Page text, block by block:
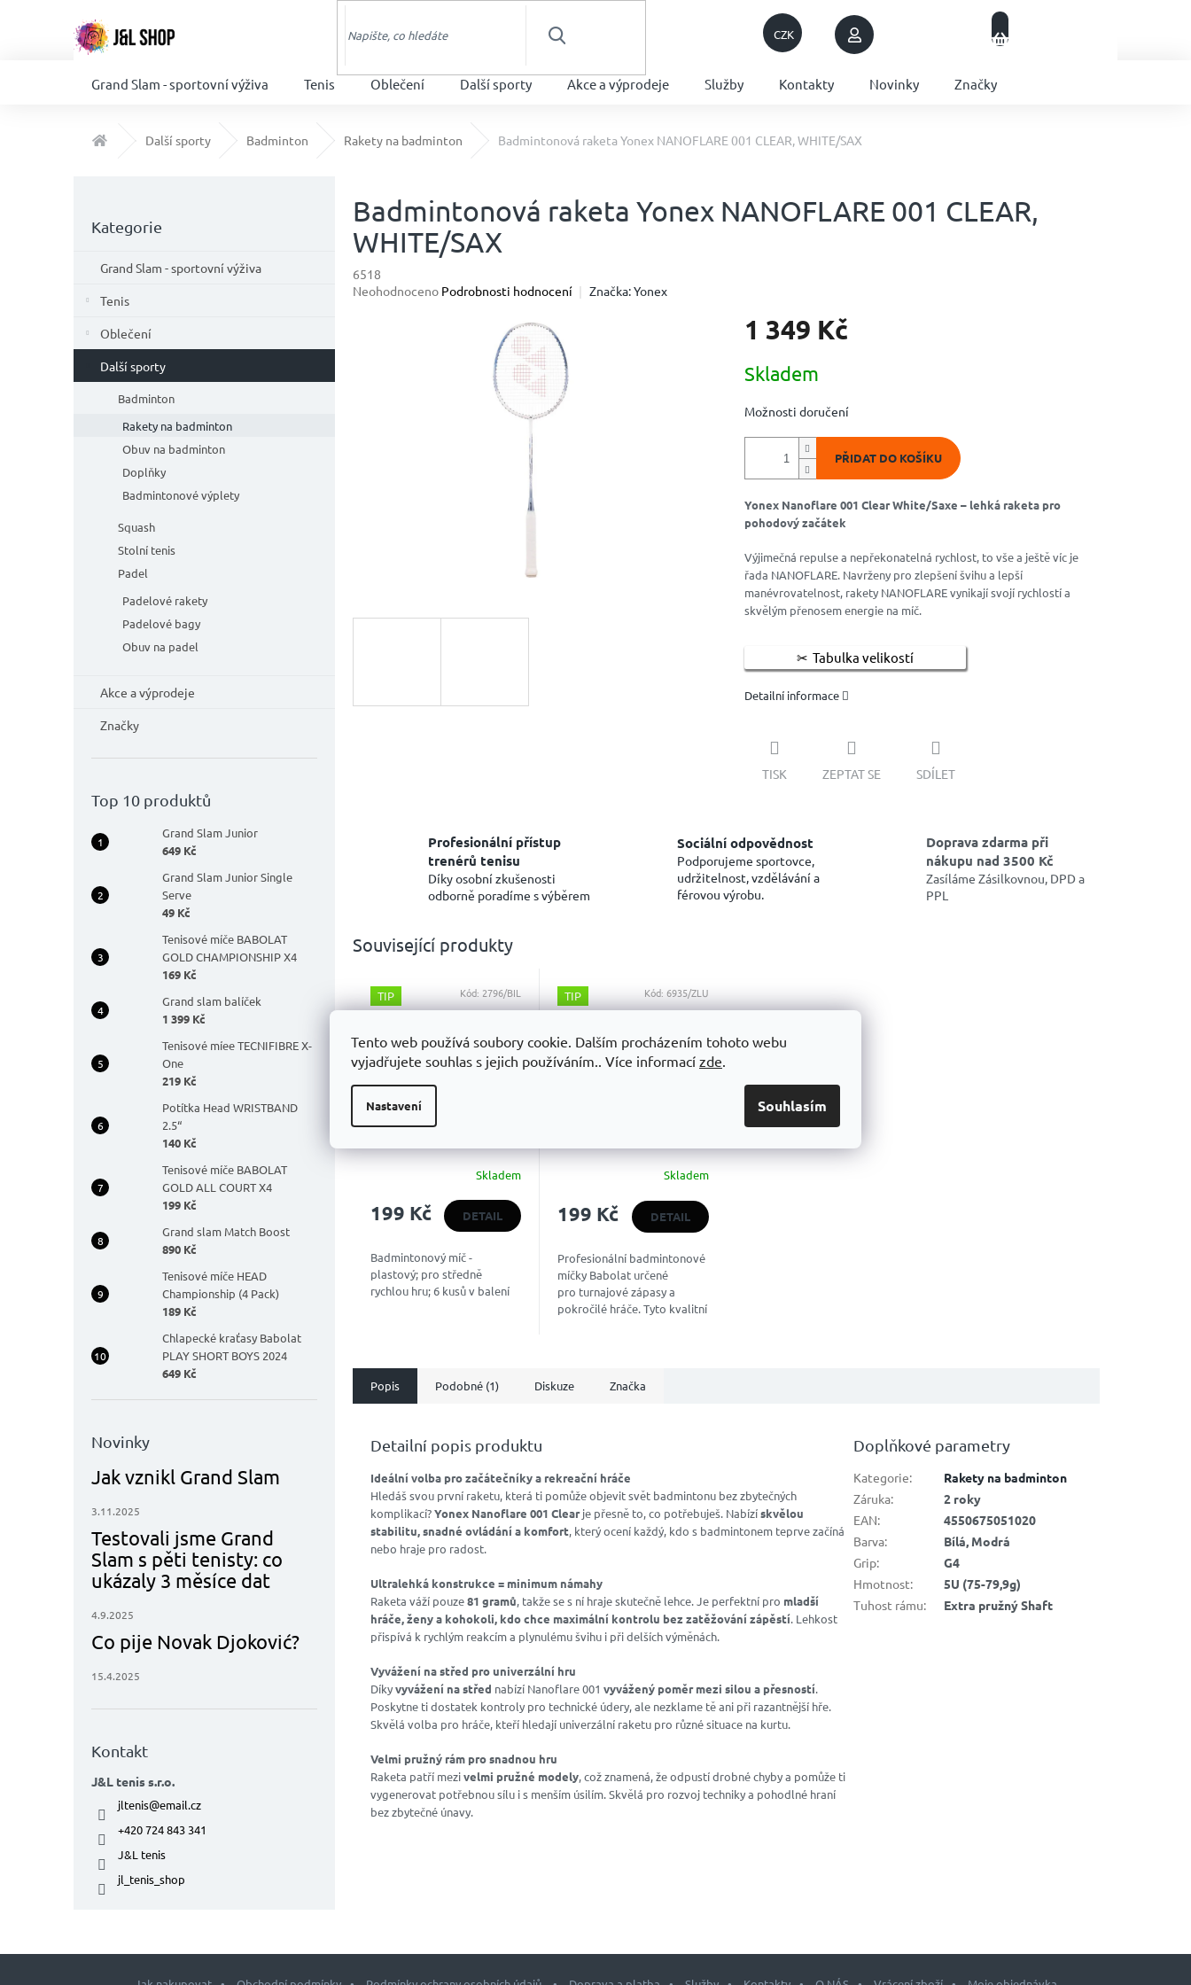
Tento web používá soubory cookie. Dalším procházením tohoto webu
vyjadřujete souhlas s jejich používáním.. Více informací zde
Nastavení Souhlasím
CZK
HLEDAT
Grand Slam - sportovní výživa Tenis Oblečení Další sporty Akce a výprodeje Služby Kontakty Novinky Značky
Domů Další sporty Badminton Rakety na badminton Badmintonová raketa Yonex NANOFLARE 001 CLEAR, WHITE/SAX
a
kategorie
Kategorie
Grand Slam - sportovní výživa
Tenis
Oblečení
Další sporty
Badminton
Rakety na badminton
Obuv na badminton
Doplňky
Badmintonové výplety
Squash
Stolní tenis
Padel
Padelové rakety
Padelové bagy
Obuv na padel
Akce a výprodeje
Značky
Top 10 produktů
Grand Slam Junior
649 Kč
Grand Slam Junior Single
Serve
49 Kč
Tenisové míče BABOLAT
GOLD CHAMPIONSHIP X4
169 Kč
Grand slam balíček
1 399 Kč
Tenisové míee TECNIFIBRE X-
One
219 Kč
Potítka Head WRISTBAND
2.5“
140 Kč
Tenisové míče BABOLAT
GOLD ALL COURT X4
199 Kč
Grand slam Match Boost
890 Kč
Tenisové míče HEAD
Championship (4 Pack)
189 Kč
Chlapecké kraťasy Babolat
PLAY SHORT BOYS 2024
649 Kč
Novinky
Jak vznikl Grand Slam
3.11.2025
Testovali jsme Grand
Slam s pěti tenisty: co
ukázaly 3 měsíce dat
4.9.2025
Co pije Novak Djoković?
15.4.2025
Kontakt
J&L tenis s.r.o.
jltenis@email.cz
+420 724 843 341
J&L tenis
jl_tenis_shop
Badmintonová raketa Yonex NANOFLARE 001 CLEAR,
WHITE/SAX
6518
Průměrné
Neohodnoceno Podrobnosti hodnocení Značka:Yonex
1 349 Kč
cena:
Skladem
Možnosti doručení
PŘIDAT DO KOŠÍKU
Yonex Nanoflare 001 Clear White/Saxe – lehká raketa pro
pohodový začátek
Výjimečná repulse a nepřekonatelná rychlost, to vše a ještě víc je
řada NANOFLARE. Navrženy pro zlepšení švihu a lepší
manévrovatelnost, rakety NANOFLARE vynikají svojí rychlostí a
skvělým přenosem energie na míč.
Tabulka velikostí
Detailní informace
TISK ZEPTAT SE SDÍLET
Profesionální přístup
trenérů tenisu
Díky osobní zkušenosti
odborně poradíme s výběrem
Sociální odpovědnost
Podporujeme sportovce,
udržitelnost, vzdělávání a
férovou výrobu.
Doprava zdarma při
nákupu nad 3500 Kč
Zasíláme Zásilkovnou, DPD a
PPL
Související produkty
TIP
499 KČ
Medium
produktu
z
5
hvězdiček.
Skladem
199 Kč DETAIL
Badmintonový míč -
plastový; pro středně
rychlou hru; 6 kusů v balení
Kód: 2796/BIL TIP
Fast
Skladem
199 Kč DETAIL
Profesionální badmintonové
míčky Babolat určené
pro turnajové zápasy a
pokročilé hráče. Tyto kvalitní
Kód: 6935/ZLU
Popis Podobné (1) Diskuze Značka
Detailní popis produktu
Ideální volba pro začátečníky a rekreační hráče
Hledáš svou první raketu, která ti pomůže objevit svět badmintonu bez zbytečných
komplikací?Yonex Nanoflare 001 Clearje přesně to, co potřebuješ. Nabízískvělou
stabilitu, snadné ovládání a komfort, který ocení každý, kdo s badmintonem teprve začíná
nebo hraje pro radost.
Ultralehká konstrukce = minimum námahy
Raketa váží pouze81 gramů, takže se s ní hraje skutečně lehce. Je perfektní pro mladší
hráče, ženy a kohokoli, kdo chce maximální kontrolu bez zatěžování zápěstí. Lehkost
přispívá k rychlým reakcím a plynulému švihu i při delších výměnách.
Vyvážení na střed pro univerzální hru
Díkyvyvážení na střed nabízí Nanoflare 001 vyvážený poměr mezi silou a přesností.
Poskytne ti dostatek kontroly pro technické údery, ale nezklame tě ani při razantnější hře.
Skvělá volba pro hráče, kteří hledají univerzální raketu pro různé situace na kurtu.
Velmi pružný rám pro snadnou hru
Raketa patří mezivelmi pružné modely, což znamená, že odpustí drobné chyby a pomůže ti
vygenerovat potřebnou sílu i s menším úsilím. Skvělá pro rozvoj techniky a pohodlné hraní
bez zbytečné únavy.
Doplňkové parametry
Kategorie:
Rakety na badminton
Záruka:
2 roky
EAN:
4550675051020
Barva:
Bílá, Modrá
Grip:
G4
Hmotnost:
5U (75-79,9g)
Tuhost rámu: Extra pružný Shaft